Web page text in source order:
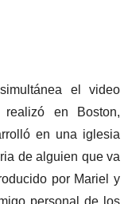
el video
en Boston,
en una iglesia
de alguien que va
por Mariel y
personal de los